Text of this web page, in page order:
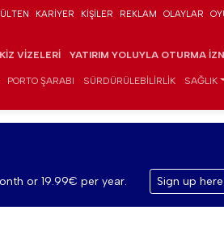
KARIYER KIŞILER REKLAM OLAYLAR
VIZELERI YATIRIM YOLUYLA OTURMA
PORTO ŞARABI SÜRDÜRÜLEBILIRLIK SAĞLIK
or 19.99€ per year. Sign up here